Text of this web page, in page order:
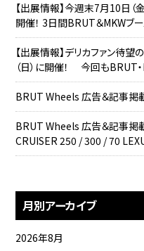
【出展情報】今週末7月10日（
開催！ 3日間BRUT＆MKWブー
【出展情報】デリカファン待
（日）に開催！ 今回もBRUT
BRUT Wheels 広告＆記事掲載
BRUT Wheels 広告＆記事掲
CRUISER 250 / 300 / 70
月別アーカイブ
2026年8月